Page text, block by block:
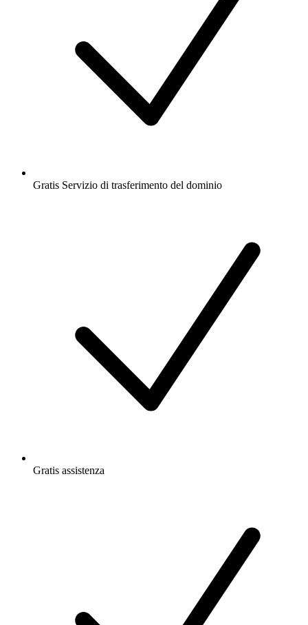
Gratis Servizio di trasferimento del dominio
Gratis assistenza